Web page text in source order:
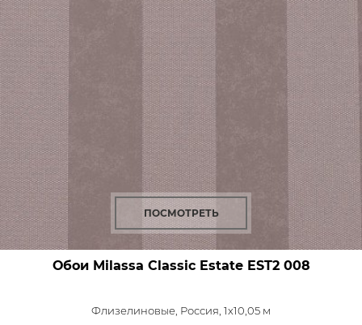
ПОСМОТРЕТЬ
Обои Milassa Classic EstateEST2 008
Флизелиновые, Россия, 1x10,05 м